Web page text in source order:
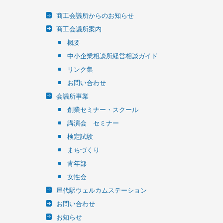
商工会議所からのお知らせ
商工会議所案内
概要
中小企業相談所経営相談ガイド
リンク集
お問い合わせ
会議所事業
創業セミナー・スクール
講演会 セミナー
検定試験
まちづくり
青年部
女性会
屋代駅ウェルカムステーション
お問い合わせ
お知らせ